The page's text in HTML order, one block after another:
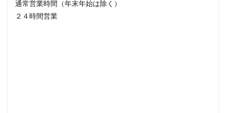
通常営業時間（年末年始は除く）
２４時間営業